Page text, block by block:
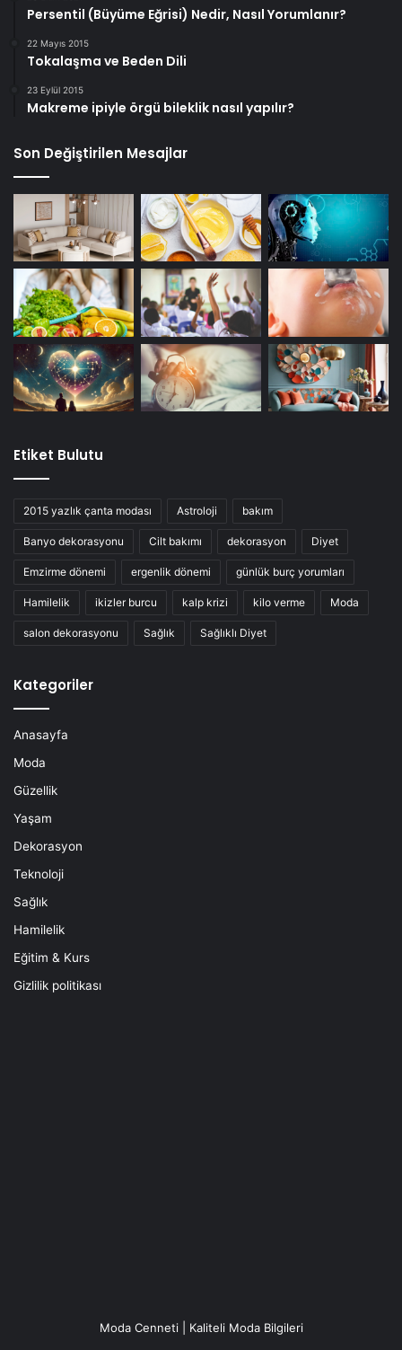
Persentil (Büyüme Eğrisi) Nedir, Nasıl Yorumlanır?
22 Mayıs 2015
Tokalaşma ve Beden Dili
23 Eylül 2015
Makreme ipiyle örgü bileklik nasıl yapılır?
Son Değiştirilen Mesajlar
Etiket Bulutu
2015 yazlık çanta modası Astroloji bakım
Banyo dekorasyonu Cilt bakımı dekorasyon Diyet
Emzirme dönemi ergenlik dönemi günlük burç yorumları
Hamilelik ikizler burcu kalp krizi kilo verme Moda
salon dekorasyonu Sağlık Sağlıklı Diyet
Kategoriler
Anasayfa
Moda
Güzellik
Yaşam
Dekorasyon
Teknoloji
Sağlık
Hamilelik
Eğitim & Kurs
Gizlilik politikası
Moda Cenneti | Kaliteli Moda Bilgileri